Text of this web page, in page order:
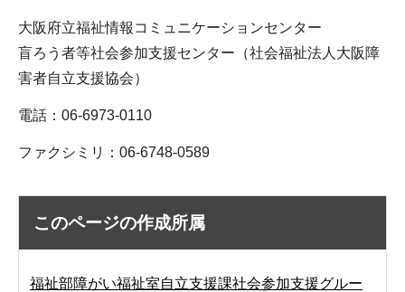
大阪府立福祉情報コミュニケーションセンター
盲ろう者等社会参加支援センター（社会福祉法人大阪障
害者自立支援協会）
電話：06-6973-0110
ファクシミリ：06-6748-0589
このページの作成所属
福祉部障がい福祉室自立支援課社会参加支援グルー